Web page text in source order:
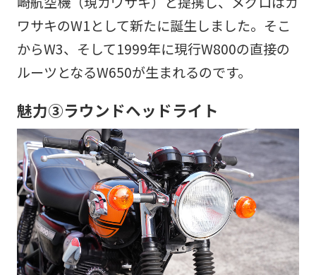
ワサキのW1として新たに誕生しました。そこ
からW3、そして1999年に現行W800の直接の
ルーツとなるW650が生まれるのです。
魅力③ラウンドヘッドライト